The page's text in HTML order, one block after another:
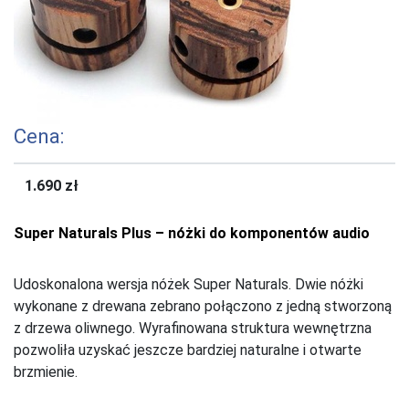
Cena:
1.690 zł
Super Naturals Plus – nóżki do komponentów audio
Udoskonalona wersja nóżek Super Naturals. Dwie nóżki
wykonane z drewana zebrano połączono z jedną stworzoną
z drzewa oliwnego. Wyrafinowana struktura wewnętrzna
pozwoliła uzyskać jeszcze bardziej naturalne i otwarte
brzmienie.